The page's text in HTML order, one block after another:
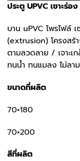
ประตู UPVC เซาะร่อ
บาน uPVC โพรไฟล์
(extrusion) โครงสร้
ตามลวดลาย / เจาะ
ทนน้ำ ทนแมลง ไม่ลา
ขนาดที่ผลิต
70×180
70×200
สีที่ผลิต